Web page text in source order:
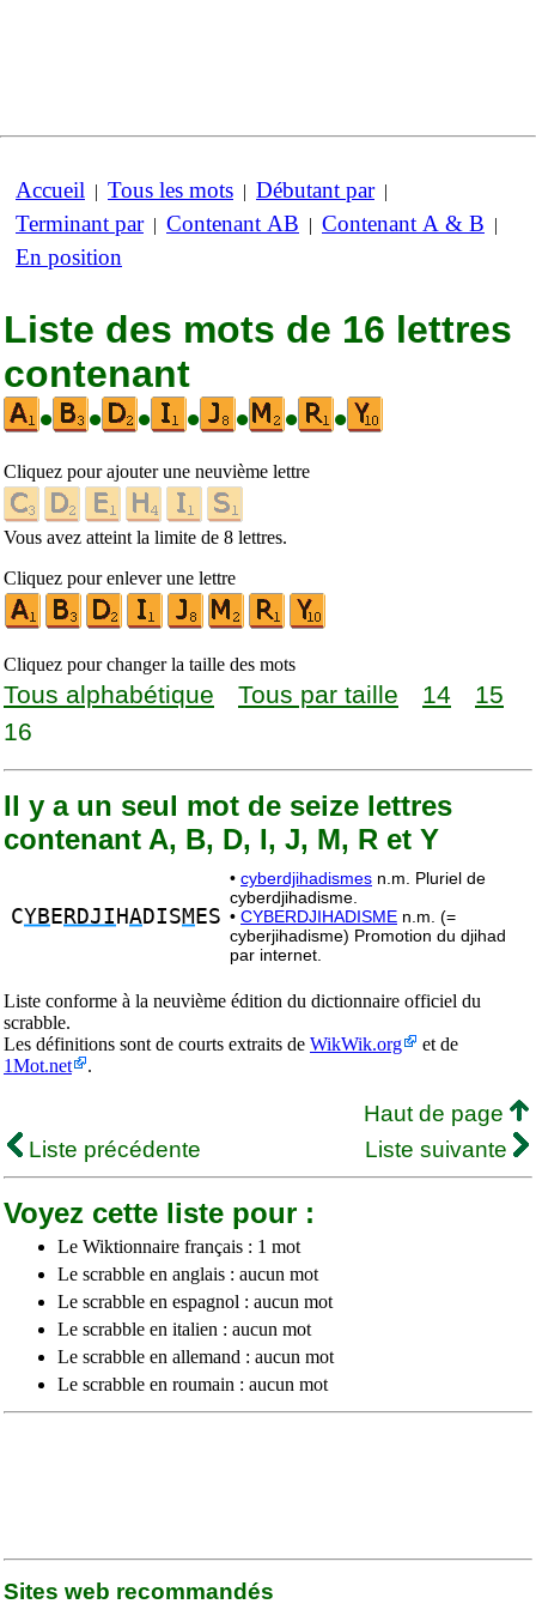
Accueil | Tous les mots | Débutant par|
Terminant par| Contenant AB | Contenant A & B |
En position
Liste des mots de 16 lettres
contenant
•
• • • • • •
Cliquez pour ajouter une neuvième lettre
Vous avez atteint la limite de 8 lettres.
Cliquez pour enlever une lettre
Cliquez pour changer la taille des mots
Tous alphabétique Tous par taille 14
15
16
Il y a un seul mot de seize lettres
contenant A, B, D, I, J, M, R et Y
CYB E RDJI HADISM ES
• cyberdjihadismes n.m. Pluriel de
cyberdjihadisme.
• CYBERDJIHADISME n.m. (=
cyberjihadisme) Promotion du djihad
par internet.
Liste conforme à la neuvième édition du dictionnaire officiel du
scrabble.
Les définitions sont de courts extraits de WikWik.org
et de
1Mot.net
.
Haut de page
Liste précédente
Liste suivante
Voyez cette liste pour :
Le Wiktionnaire français : 1 mot
Le scrabble en anglais : aucun mot
Le scrabble en espagnol : aucun mot
Le scrabble en italien : aucun mot
Le scrabble en allemand : aucun mot
Le scrabble en roumain : aucun mot
Sites web recommandés